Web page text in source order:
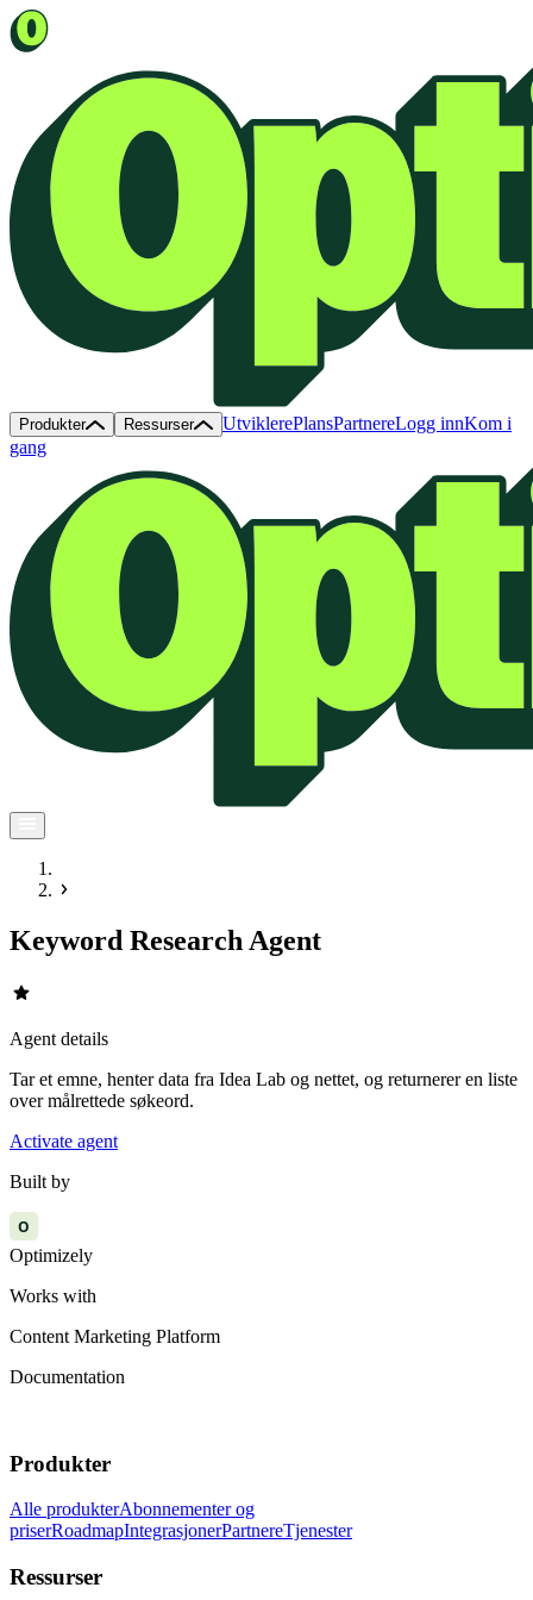
Produkter Ressurser UtviklerePlansPartnereLogg innKom i
gang
Keyword Research Agent
star
Agent details
Tar et emne, henter data fra Idea Lab og nettet, og returnerer en liste
over målrettede søkeord.
Activate agent
Built by
O
Optimizely
Works with
Content Marketing Platform
Documentation
Produkter
Alle produkterAbonnementer og
priserRoadmapIntegrasjonerPartnereTjenester
Ressurser